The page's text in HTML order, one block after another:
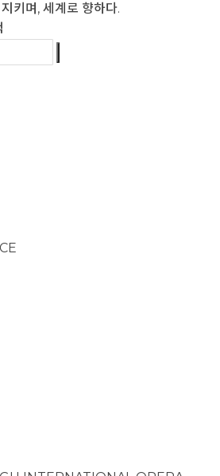
키며, 세계로 향하다.